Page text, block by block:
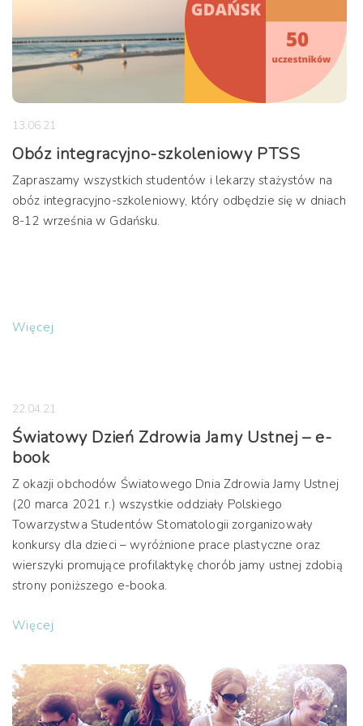
13.06.21
Obóz integracyjno-szkoleniowy PTSS
Zapraszamy wszystkich studentów i lekarzy stażystów na
obóz integracyjno-szkoleniowy, który odbędzie się w dniach
8-12 września w Gdańsku.
Więcej
22.04.21
Światowy Dzień Zdrowia Jamy Ustnej – e-
book
Z okazji obchodów Światowego Dnia Zdrowia Jamy Ustnej
(20 marca 2021 r.) wszystkie oddziały Polskiego
Towarzystwa Studentów Stomatologii zorganizowały
konkursy dla dzieci – wyróżnione prace plastyczne oraz
wierszyki promujące profilaktykę chorób jamy ustnej zdobią
strony poniższego e-booka.
Więcej